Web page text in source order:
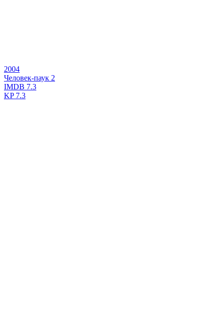
2004
Человек-паук 2
IMDB 7.3
KP7.3